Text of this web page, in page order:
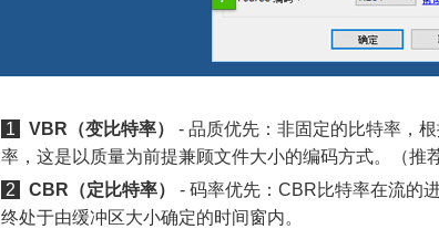
1 VBR（变比特率）
- 品质优先：非固定的比特率，
率，这是以质量为前提兼顾文件大小的编码方式。（推荐
2
CBR（定比特率）
- 码率优先：CBR比特率在流的
终处于由缓冲区大小确定的时间窗内。